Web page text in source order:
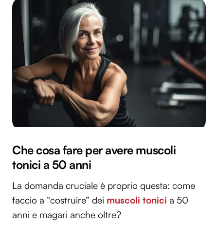
Che cosa fare per avere muscoli
tonici a 50 anni
La domanda cruciale è proprio questa: come
faccio a “costruire” dei muscoli tonici a 50
anni e magari anche oltre?